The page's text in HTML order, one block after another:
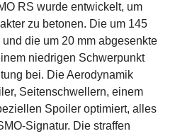
RS wurde entwickelt, um
zu betonen. Die um 145
die um 20 mm abgesenkte
niedrigen Schwerpunkt
bei. Die Aerodynamik
Seitenschwellern, einem
Spoiler optimiert, alles
Signatur. Die straffen